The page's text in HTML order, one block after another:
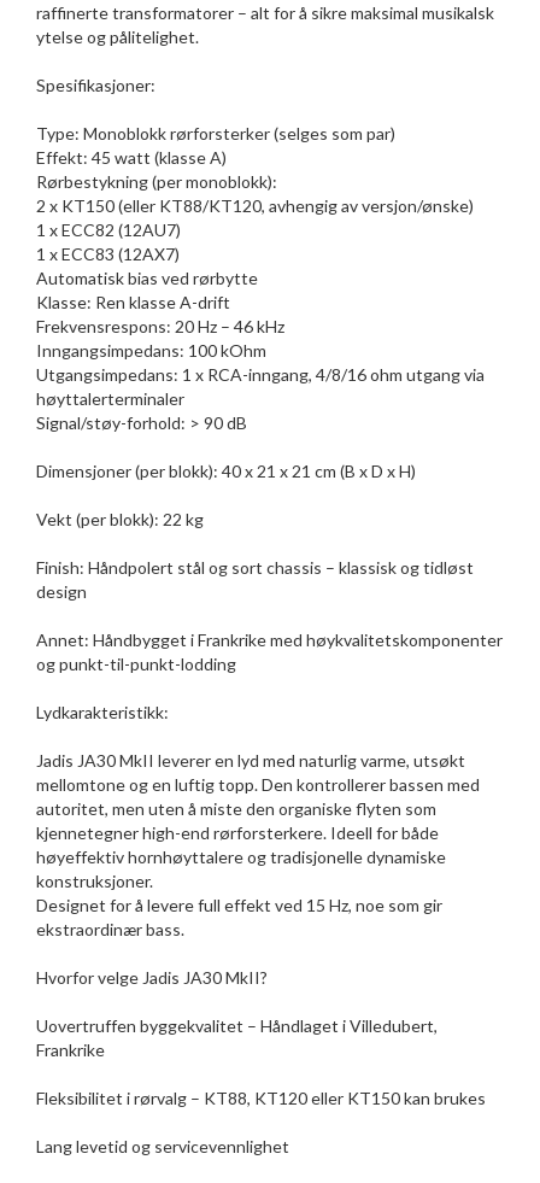
raffinerte transformatorer – alt for å sikre maksimal musikalsk
ytelse og pålitelighet.
Spesifikasjoner:
Type: Monoblokk rørforsterker (selges som par)
Effekt: 45 watt (klasse A)
Rørbestykning (per monoblokk):
2 x KT150 (eller KT88/KT120, avhengig av versjon/ønske)
1 x ECC82 (12AU7)
1 x ECC83 (12AX7)
Automatisk bias ved rørbytte
Klasse: Ren klasse A-drift
Frekvensrespons: 20 Hz – 46 kHz
Inngangsimpedans: 100 kOhm
Utgangsimpedans: 1 x RCA-inngang, 4/8/16 ohm utgang via
høyttalerterminaler
Signal/støy-forhold: > 90 dB
Dimensjoner (per blokk): 40 x 21 x 21 cm (B x D x H)
Vekt (per blokk): 22 kg
Finish: Håndpolert stål og sort chassis – klassisk og tidløst
design
Annet: Håndbygget i Frankrike med høykvalitetskomponenter
og punkt-til-punkt-lodding
Lydkarakteristikk:
Jadis JA30 MkII leverer en lyd med naturlig varme, utsøkt
mellomtone og en luftig topp. Den kontrollerer bassen med
autoritet, men uten å miste den organiske flyten som
kjennetegner high-end rørforsterkere. Ideell for både
høyeffektiv hornhøyttalere og tradisjonelle dynamiske
konstruksjoner.
Designet for å levere full effekt ved 15 Hz, noe som gir
ekstraordinær bass.
Hvorfor velge Jadis JA30 MkII?
Uovertruffen byggekvalitet – Håndlaget i Villedubert,
Frankrike
Fleksibilitet i rørvalg – KT88, KT120 eller KT150 kan brukes
Lang levetid og servicevennlighet